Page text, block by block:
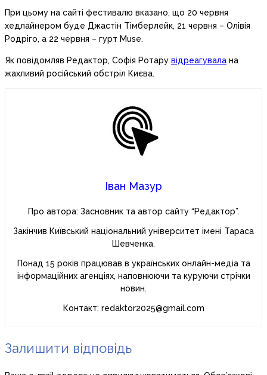
При цьому на сайті фестивалю вказано, що 20 червня
хедлайнером буде Джастін Тімберлейк, 21 червня – Олівія
Родріго, а 22 червня – гурт Muse.
Як повідомляв Редактор, Софія Ротару відреагувала на
жахливий російський обстріл Києва.
Іван Мазур
Про автора: Засновник та автор сайту “Редактор”.
Закінчив Київський національний університет імені Тараса
Шевченка.
Понад 15 років працював в українських онлайн-медіа та
інформаційних агенціях, наповнюючи та куруючи стрічки
новин.
Контакт: redaktor2025@gmail.com
Залишити відповідь